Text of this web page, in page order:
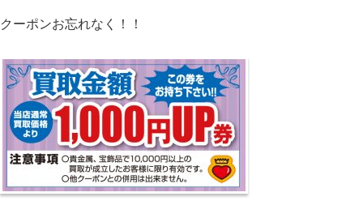
クーポンお忘れなく！！